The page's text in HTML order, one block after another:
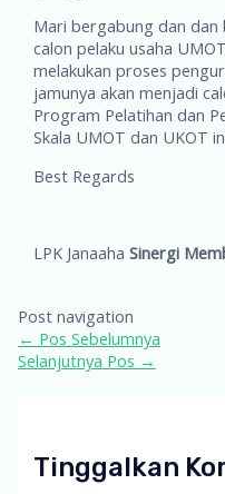
Mari bergabung dan
calon pelaku usaha
melakukan proses
jamunya akan menjadi
Program Pelatihan dan
Skala UMOT dan UKOT
Best Regards
LPK JanaahaSinergi
Post navigation
← Pos Sebelumnya
Selanjutnya Pos →
Tinggalkan